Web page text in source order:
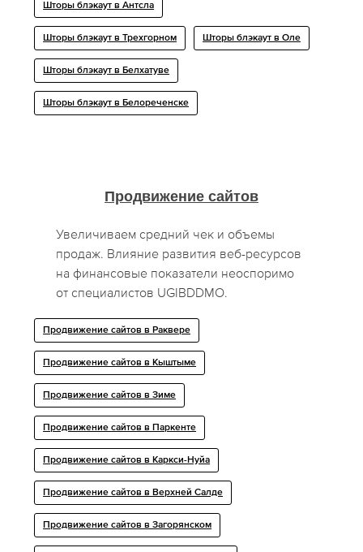
Шторы блэкаут в Антсла
Шторы блэкаут в Трехгорном Шторы блэкаут в Оле
Шторы блэкаут в Белхатуве
Шторы блэкаут в Белореченске
Продвижение сайтов
Увеличиваем средний чек и объемы
продаж. Влияние развития веб-ресурсов
на финансовые показатели неоспоримо
от специалистов UGIBDDMO.
Продвижение сайтов в Раквере
Продвижение сайтов в Кыштыме
Продвижение сайтов в Зиме
Продвижение сайтов в Паркенте
Продвижение сайтов в Каркси-Нуйа
Продвижение сайтов в Верхней Салде
Продвижение сайтов в Загорянском